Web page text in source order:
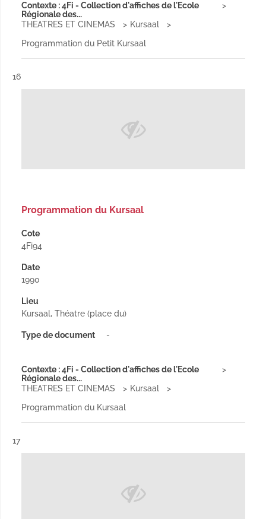
Contexte : 4Fi - Collection d'affiches de l'Ecole
Régionale des...
THEATRES ET CINEMAS
Kursaal
Programmation du Petit Kursaal
Résultat n°
16
Programmation du Kursaal
Cote
4Fi94
Date
1990
Lieu
Kursaal, Théatre (place du)
Type de document -
Contexte : 4Fi - Collection d'affiches de l'Ecole
Régionale des...
THEATRES ET CINEMAS
Kursaal
Programmation du Kursaal
Résultat n°
17